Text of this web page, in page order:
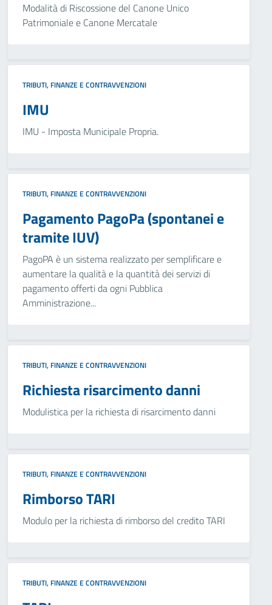
Modalità di Riscossione del Canone Unico
Patrimoniale e Canone Mercatale
TRIBUTI, FINANZE E CONTRAVVENZIONI
IMU
IMU - Imposta Municipale Propria.
TRIBUTI, FINANZE E CONTRAVVENZIONI
Pagamento PagoPa (spontanei e
tramite IUV)
PagoPA è un sistema realizzato per semplificare e
aumentare la qualità e la quantità dei servizi di
pagamento offerti da ogni Pubblica
Amministrazione...
TRIBUTI, FINANZE E CONTRAVVENZIONI
Richiesta risarcimento danni
Modulistica per la richiesta di risarcimento danni
TRIBUTI, FINANZE E CONTRAVVENZIONI
Rimborso TARI
Modulo per la richiesta di rimborso del credito TARI
TRIBUTI, FINANZE E CONTRAVVENZIONI